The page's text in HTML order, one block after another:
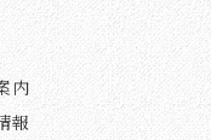
内
報